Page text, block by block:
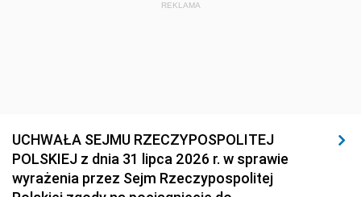
REKLAMA
UCHWAŁA SEJMU RZECZYPOSPOLITEJ
POLSKIEJ z dnia 31 lipca 2026 r. w sprawie
wyrażenia przez Sejm Rzeczypospolitej